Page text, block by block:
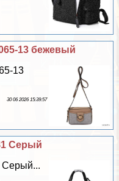
13 бежевый
13
30 06 2026 15:39:57
Серый
Серый...